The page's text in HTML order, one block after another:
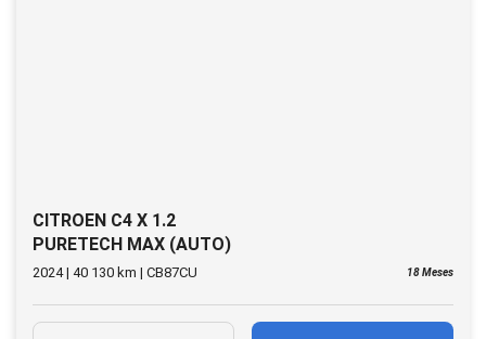
CITROEN C4 X 1.2
PURETECH MAX (AUTO)
2024 | 40 130 km | CB87CU 18 Meses